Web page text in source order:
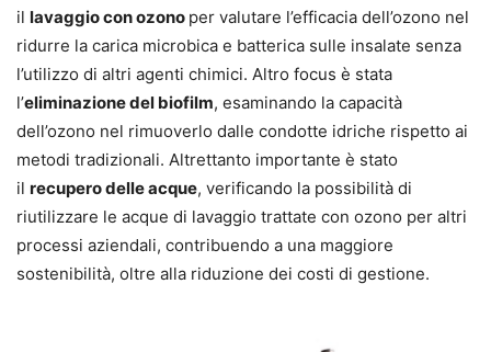
il lavaggio con ozono per valutare l’efficacia dell’ozono nel
ridurre la carica microbica e batterica sulle insalate senza
l’utilizzo di altri agenti chimici. Altro focus è stata
l’eliminazione del biofilm, esaminando la capacità
dell’ozono nel rimuoverlo dalle condotte idriche rispetto ai
metodi tradizionali. Altrettanto importante è stato
il recupero delle acque, verificando la possibilità di
riutilizzare le acque di lavaggio trattate con ozono per altri
processi aziendali, contribuendo a una maggiore
sostenibilità, oltre alla riduzione dei costi di gestione.